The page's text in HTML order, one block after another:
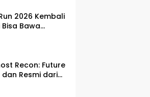
2026 Kembali
Bawa
Race
Recon: Future
Resmi dari